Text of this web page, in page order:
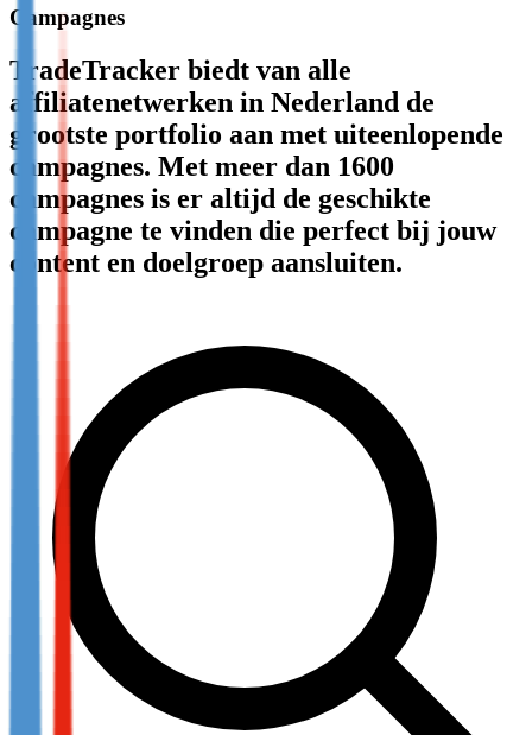
I’m Publisher
Login
Not already our Publisher?
Sign up here
Campagnes
TradeTracker biedt van alle
affiliatenetwerken in Nederland de
grootste portfolio aan met uiteenlopende
campagnes. Met meer dan 1600
campagnes is er altijd de geschikte
campagne te vinden die perfect bij jouw
content en doelgroep aansluiten.